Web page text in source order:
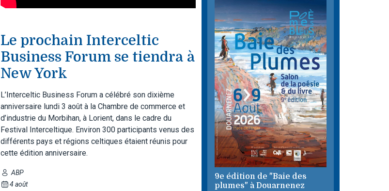
Le prochain Interceltic
Business Forum se tiendra à
New York
L’Interceltic Business Forum a célébré son dixième
anniversaire lundi 3 août à la Chambre de commerce et
d’industrie du Morbihan, à Lorient, dans le cadre du
Festival Interceltique. Environ 300 participants venus des
différents pays et régions celtiques étaient réunis pour
cette édition anniversaire.
ABP
4 août
9e édition de "Baie des
plumes" à Douarnenez